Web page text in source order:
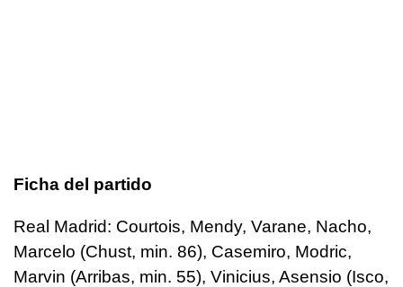
Ficha del partido
Real Madrid: Courtois, Mendy, Varane, Nacho,
Marcelo (Chust, min. 86), Casemiro, Modric,
Marvin (Arribas, min. 55), Vinicius, Asensio (Isco,